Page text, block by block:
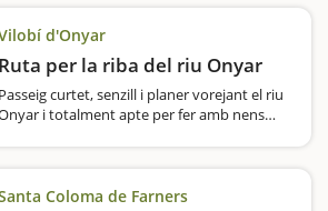
d'Onyar
Ruta per la riba del riu Onyar
Passeig curtet, senzill i planer vorejant el riu
i totalment apte per fer amb nens
Sant Dalmai, pertanyent a Vilobí d'Onyar,
Coloma de Farners